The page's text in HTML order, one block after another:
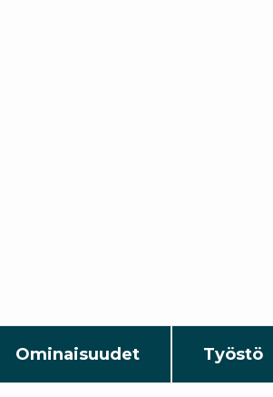
Ominaisuudet Työstö